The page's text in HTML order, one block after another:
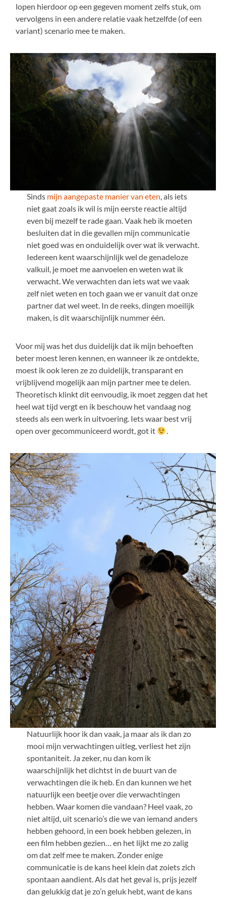
lopen hierdoor op een gegeven moment zelfs stuk, om
vervolgens in een andere relatie vaak hetzelfde (of een
variant) scenario mee te maken.
Sinds mijn aangepaste manier van eten, als iets
niet gaat zoals ik wil is mijn eerste reactie altijd
even bij mezelf te rade gaan. Vaak heb ik moeten
besluiten dat in die gevallen mijn communicatie
niet goed was en onduidelijk over wat ik verwacht.
Iedereen kent waarschijnlijk wel de genadeloze
valkuil, je moet me aanvoelen en weten wat ik
verwacht. We verwachten dan iets wat we vaak
zelf niet weten en toch gaan we er vanuit dat onze
partner dat wel weet. In de reeks, dingen moeilijk
maken, is dit waarschijnlijk nummer één.
Voor mij was het dus duidelijk dat ik mijn behoeften
beter moest leren kennen, en wanneer ik ze ontdekte,
moest ik ook leren ze zo duidelijk, transparant en
vrijblijvend mogelijk aan mijn partner mee te delen.
Theoretisch klinkt dit eenvoudig, ik moet zeggen dat het
heel wat tijd vergt en ik beschouw het vandaag nog
steeds als een werk in uitvoering. Iets waar best vrij
open over gecommuniceerd wordt, got it
.
Natuurlijk hoor ik dan vaak, ja maar als ik dan zo
mooi mijn verwachtingen uitleg, verliest het zijn
spontaniteit. Ja zeker, nu dan kom ik
waarschijnlijk het dichtst in de buurt van de
verwachtingen die ik heb. En dan kunnen we het
natuurlijk een beetje over die verwachtingen
hebben. Waar komen die vandaan? Heel vaak, zo
niet altijd, uit scenario’s die we van iemand anders
hebben gehoord, in een boek hebben gelezen, in
een film hebben gezien… en het lijkt me zo zalig
om dat zelf mee te maken. Zonder enige
communicatie is de kans heel klein dat zoiets zich
spontaan aandient. Als dat het geval is, prijs jezelf
dan gelukkig dat je zo’n geluk hebt, want de kans